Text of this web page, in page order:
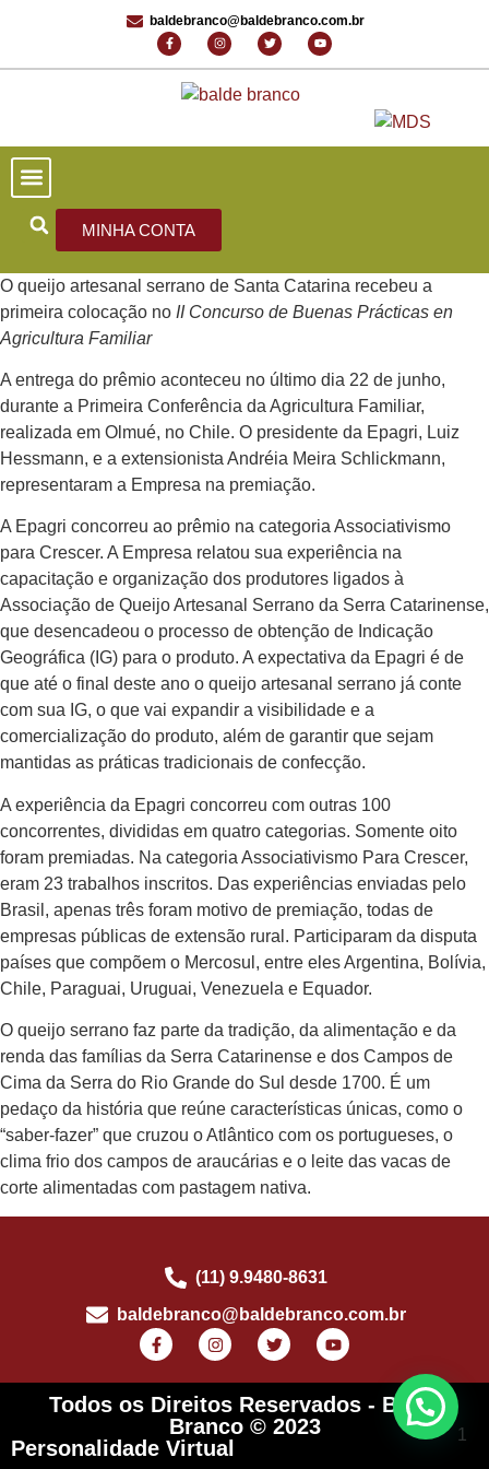
baldebranco@baldebranco.com.br
MINHA CONTA
O queijo artesanal serrano de Santa Catarina recebeu a
primeira colocação no II Concurso de Buenas Prácticas en
Agricultura Familiar
A entrega do prêmio aconteceu no último dia 22 de junho,
durante a Primeira Conferência da Agricultura Familiar,
realizada em Olmué, no Chile. O presidente da Epagri, Luiz
Hessmann, e a extensionista Andréia Meira Schlickmann,
representaram a Empresa na premiação.
A Epagri concorreu ao prêmio na categoria Associativismo
para Crescer. A Empresa relatou sua experiência na
capacitação e organização dos produtores ligados à
Associação de Queijo Artesanal Serrano da Serra Catarinense,
que desencadeou o processo de obtenção de Indicação
Geográfica (IG) para o produto. A expectativa da Epagri é de
que até o final deste ano o queijo artesanal serrano já conte
com sua IG, o que vai expandir a visibilidade e a
comercialização do produto, além de garantir que sejam
mantidas as práticas tradicionais de confecção.
A experiência da Epagri concorreu com outras 100
concorrentes, divididas em quatro categorias. Somente oito
foram premiadas. Na categoria Associativismo Para Crescer,
eram 23 trabalhos inscritos. Das experiências enviadas pelo
Brasil, apenas três foram motivo de premiação, todas de
empresas públicas de extensão rural. Participaram da disputa
países que compõem o Mercosul, entre eles Argentina, Bolívia,
Chile, Paraguai, Uruguai, Venezuela e Equador.
O queijo serrano faz parte da tradição, da alimentação e da
renda das famílias da Serra Catarinense e dos Campos de
Cima da Serra do Rio Grande do Sul desde 1700. É um
pedaço da história que reúne características únicas, como o
“saber-fazer” que cruzou o Atlântico com os portugueses, o
clima frio dos campos de araucárias e o leite das vacas de
corte alimentadas com pastagem nativa.
(11) 9.9480-8631
baldebranco@baldebranco.com.br
Todos os Direitos Reservados - Balde
Branco © 2023
Personalidade Virtual
1